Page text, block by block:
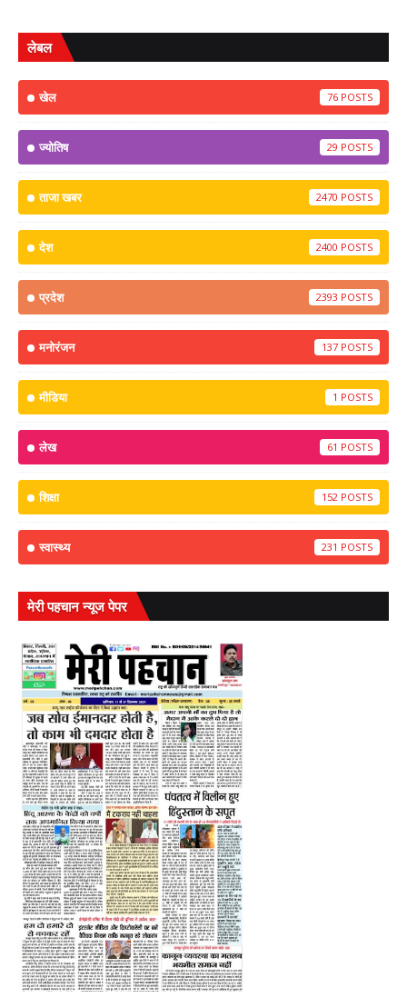
लेबल
खेल 76
ज्योतिष 29
ताजा खबर 2470
देश 2400
प्रदेश 2393
मनोरंजन 137
मीडिया 1
लेख 61
शिक्षा 152
स्वास्थ्य 231
मेरी पहचान न्यूज पेपर